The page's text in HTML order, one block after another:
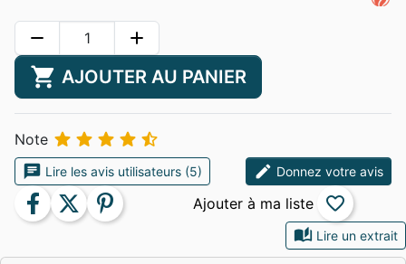
auto_stories Lire un extrait
remove add
shopping_cart AJOUTER AU PANIER
Note     
chat Lire les avis utilisateurs (5) edit Donnez votre avis
facebook twitter pinterest favorite_border